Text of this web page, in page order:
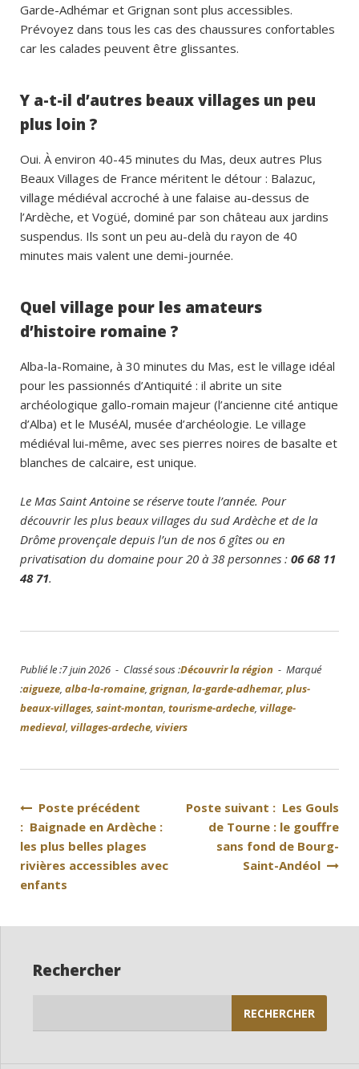
Garde-Adhémar et Grignan sont plus accessibles.
Prévoyez dans tous les cas des chaussures confortables
car les calades peuvent être glissantes.
Y a-t-il d’autres beaux villages un peu
plus loin ?
Oui. À environ 40-45 minutes du Mas, deux autres Plus
Beaux Villages de France méritent le détour : Balazuc,
village médiéval accroché à une falaise au-dessus de
l’Ardèche, et Vogüé, dominé par son château aux jardins
suspendus. Ils sont un peu au-delà du rayon de 40
minutes mais valent une demi-journée.
Quel village pour les amateurs
d’histoire romaine ?
Alba-la-Romaine, à 30 minutes du Mas, est le village idéal
pour les passionnés d’Antiquité : il abrite un site
archéologique gallo-romain majeur (l’ancienne cité antique
d’Alba) et le MuséAl, musée d’archéologie. Le village
médiéval lui-même, avec ses pierres noires de basalte et
blanches de calcaire, est unique.
Le Mas Saint Antoine se réserve toute l’année. Pour
découvrir les plus beaux villages du sud Ardèche et de la
Drôme provençale depuis l’un de nos 6 gîtes ou en
privatisation du domaine pour 20 à 38 personnes : 06 68 11
48 71.
Publié le :7 juin 2026 - Classé sous :Découvrir la région - Marqué
:aigueze, alba-la-romaine, grignan, la-garde-adhemar, plus-
beaux-villages, saint-montan, tourisme-ardeche, village-
medieval, villages-ardeche, viviers
Navigation
de
l’article
Poste précédent
: Baignade en Ardèche :
les plus belles plages
rivières accessibles avec
enfants
Poste suivant : Les Gouls
de Tourne : le gouffre
sans fond de Bourg-
Saint-Andéol
Rechercher